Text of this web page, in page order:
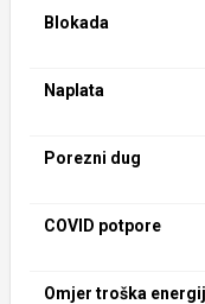
Blokada
Naplata
Porezni dug
COVID potpore
Omjer troška